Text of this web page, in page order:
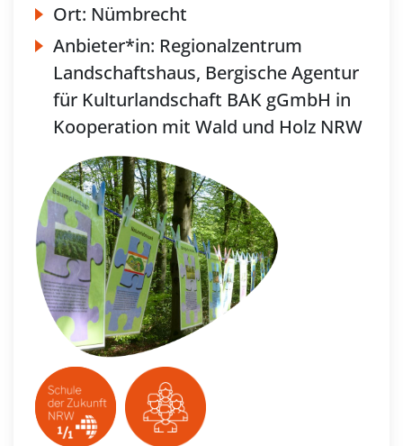
Ort: Nümbrecht
Anbieter*in: Regionalzentrum
Landschaftshaus, Bergische Agentur
für Kulturlandschaft BAK gGmbH in
Kooperation mit Wald und Holz NRW